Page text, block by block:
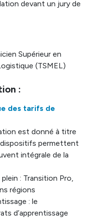
devant un jury de
Supérieur en
(TSMEL)
:
des tarifs de
est donné à titre
permettent
intégrale de la
: Transition Pro,
régions
: le
d’apprentissage